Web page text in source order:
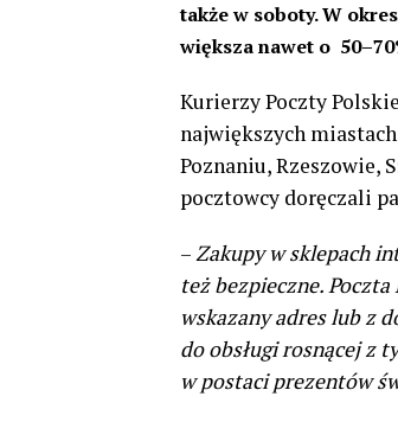
także w soboty. W
większa nawet o
Kurierzy Poczty
największych
Poznaniu, Rzeszowie,
pocztowcy doręczali
–Zakupy w sklepach
też bezpieczne.
wskazany adres lub z
do obsługi rosnącej z
w postaci prezentów